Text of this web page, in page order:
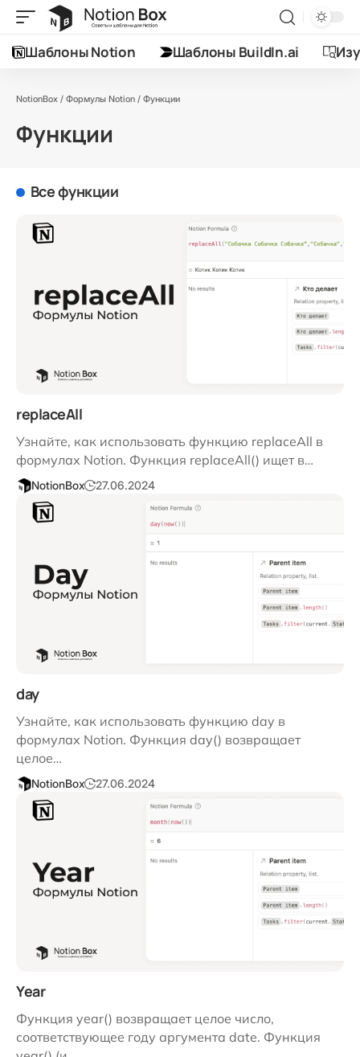
Шаблоны Notion Шаблоны BuildIn.ai
NotionBox / Формулы Notion / Функции
Функции
Все функции
replaceAll
Узнайте, как использовать функцию replaceAll в
формулах Notion. Функция replaceAll() ищет в…
NotionBox 27.06.2024
day
Узнайте, как использовать функцию day в
формулах Notion. Функция day() возвращает
целое…
NotionBox 27.06.2024
Year
Функция year() возвращает целое число,
соответствующее году аргумента date. Функция